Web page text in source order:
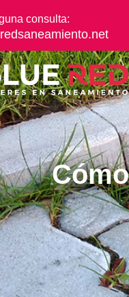
consulta: